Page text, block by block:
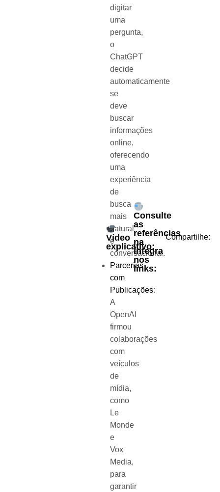
digitar
uma
pergunta,
o
ChatGPT
decide
automaticamente
se
deve
buscar
informações
online,
oferecendo
uma
experiência
de
busca
mais
natural
e
conversacional.
Parcerias
com
Publicações:
A
OpenAI
firmou
colaborações
com
veículos
de
mídia,
como
Le
Monde
e
Vox
Media,
para
garantir
Vídeo
explicativo:
Consulte
as
referências
na
íntegra
nos
links:
Compartilhe: